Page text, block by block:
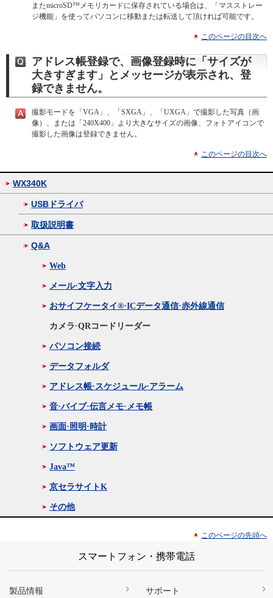
またmicroSD™メモリカードに保存されている場合は、「マスストレー
ジ機能」を使ってパソコンに移動または転送して頂ければ可能です。
このページの目次へ
アドレス帳登録で、画像登録時に「サイズが
大きすぎます」とメッセージが表示され、登
録できません。
撮影モードを「VGA」、「SXGA」、「UXGA」で撮影した写真（画
像）、または「240X400」より大きなサイズの画像、フォトアイコンで
撮影した画像は登録できません。
このページの目次へ
WX340K
USBドライバ
取扱説明書
Q&A
Web
メール·文字入力
おサイフケータイ®·ICデータ通信·赤外線通信
カメラ·QRコードリーダー
パソコン接続
データフォルダ
アドレス帳·スケジュール·アラーム
音·バイブ·伝言メモ·メモ帳
画面·照明·時計
ソフトウェア更新
Java™
京セラサイトK
その他
このページの先頭へ
スマートフォン・携帯電話
製品情報 サポート